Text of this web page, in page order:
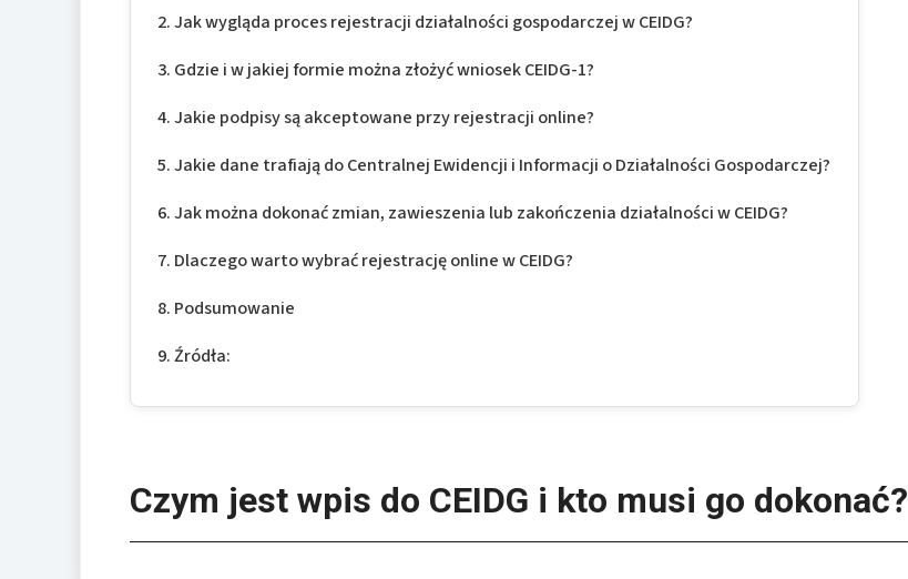
Jak wygląda proces rejestracji działalności gospodarczej w CEIDG?
Gdzie i w jakiej formie można złożyć wniosek CEIDG-1?
Jakie podpisy są akceptowane przy rejestracji online?
Jakie dane trafiają do Centralnej Ewidencji i Informacji o Działalności Gospodarczej?
Jak można dokonać zmian, zawieszenia lub zakończenia działalności w CEIDG?
Dlaczego warto wybrać rejestrację online w CEIDG?
Podsumowanie
Źródła:
Czym jest wpis do CEIDG i kto musi go dokonać?